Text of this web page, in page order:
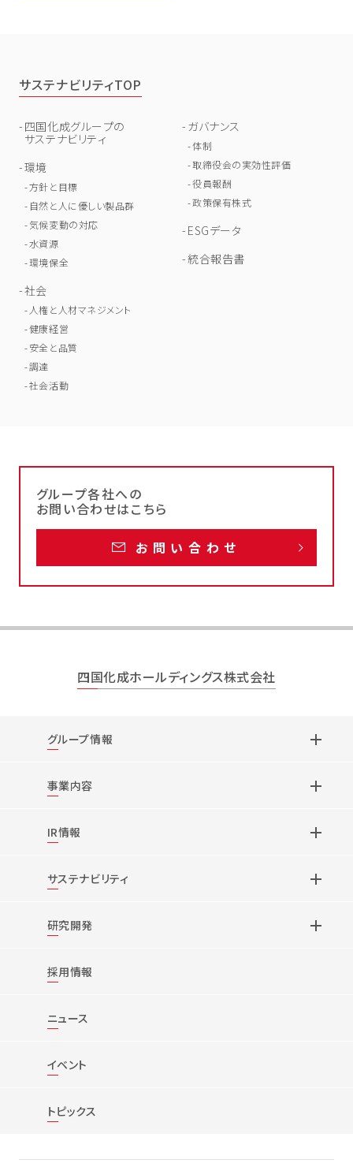
サステナビリティTOP
四国化成グループの
サステナビリティ
環境
方針と目標
自然と人に優しい製品群
気候変動の対応
水資源
環境保全
社会
人権と人材マネジメント
健康経営
安全と品質
調達
社会活動
ガバナンス
体制
取締役会の実効性評価
役員報酬
政策保有株式
ESGデータ
統合報告書
グループ各社への
お問い合わせはこちら
お問い合わせ
四国化成ホールディングス株式会社
グループ情報
事業内容
IR情報
サステナビリティ
研究開発
採用情報
ニュース
イベント
トピックス